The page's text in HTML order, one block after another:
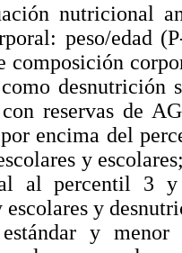
nutricional
peso/edad
composición
reservas de
encima del
y
al percentil 3 y
escolares y
estándar y